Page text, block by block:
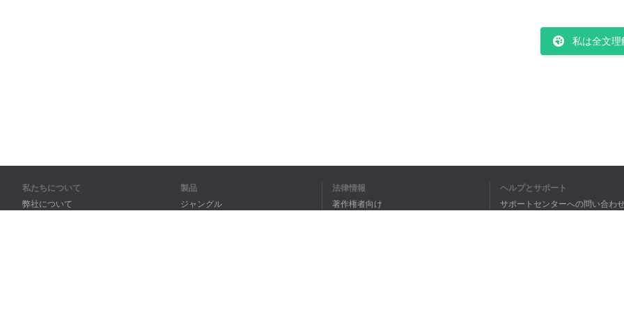
私は全文理
私たちについて
弊社について
製品
ジャングル
法律情報
著作権者向け
ヘルプとサポート
サポートセンターへの問い合わ